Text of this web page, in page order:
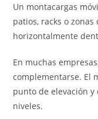
Un montacargas
patios, racks o
horizontalmente
En muchas
complementarse. El
punto de elevación
niveles.